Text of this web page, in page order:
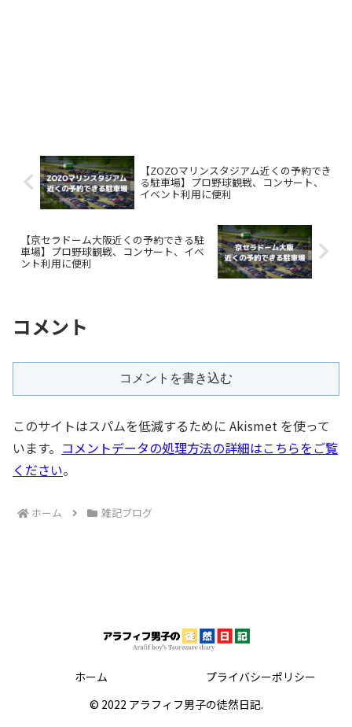
【ZOZOマリンスタジアム近くの予約でき
る駐車場】プロ野球観戦、コンサート、
イベント利用に便利
【京セラドーム大阪近くの予約できる駐
車場】プロ野球観戦、コンサート、イベ
ント利用に便利
コメント
コメントを書き込む
このサイトはスパムを低減するために Akismet を使って
います。 コメントデータの処理方法の詳細はこちらをご覧
ください。
ホーム 雑記ブログ
ホーム
プライバシーポリシー
© 2022 アラフィフ男子の徒然日記.